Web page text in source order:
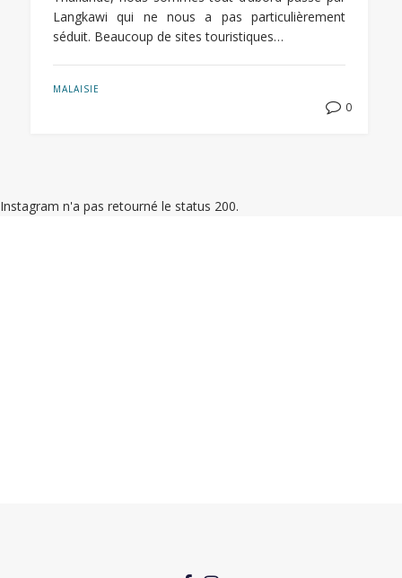
Langkawi qui ne nous a pas particulièrement
séduit. Beaucoup de sites touristiques…
MALAISIE
0
Instagram n'a pas retourné le status 200.